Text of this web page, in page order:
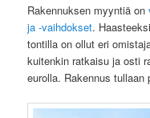
Rakennuksen myyntiä on
ja -vaihdokset.
tontilla on ollut eri
kuitenkin ratkaisu ja osti
eurolla. Rakennus tullaan